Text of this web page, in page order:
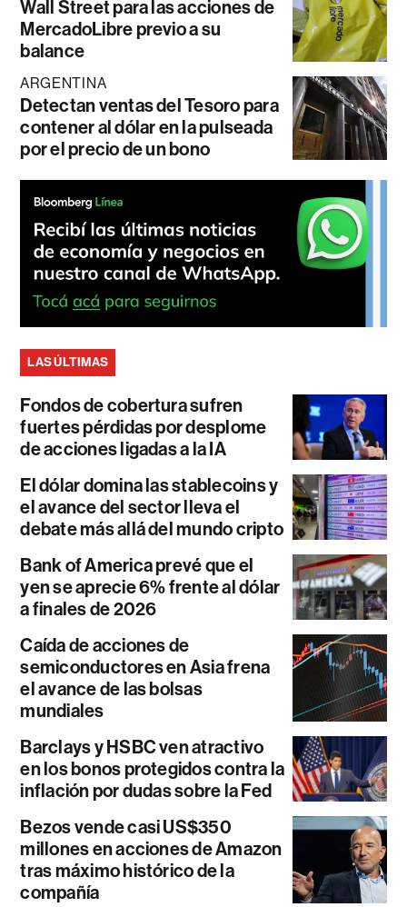
Wall Street para las acciones de
MercadoLibre previo a su
balance
ARGENTINA
Detectan ventas del Tesoro para
contener al dólar en la pulseada
por el precio de un bono
LAS ÚLTIMAS
Fondos de cobertura sufren
fuertes pérdidas por desplome
de acciones ligadas a la IA
El dólar domina las stablecoins y
el avance del sector lleva el
debate más allá del mundo cripto
Bank of America prevé que el
yen se aprecie 6% frente al dólar
a finales de 2026
Caída de acciones de
semiconductores en Asia frena
el avance de las bolsas
mundiales
Barclays y HSBC ven atractivo
en los bonos protegidos contra la
inflación por dudas sobre la Fed
Bezos vende casi US$350
millones en acciones de Amazon
tras máximo histórico de la
compañía